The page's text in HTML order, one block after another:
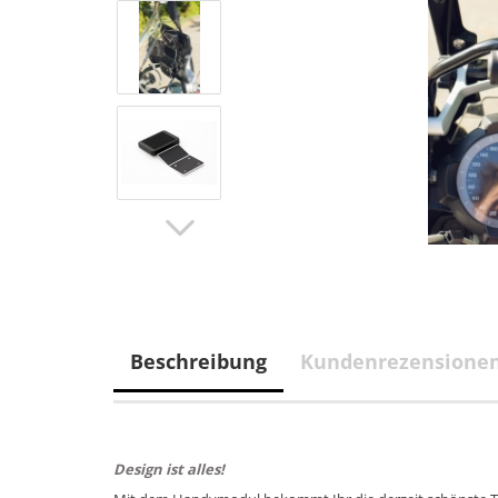
Beschreibung
Design ist alles!